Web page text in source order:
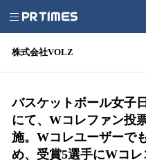
株式会社VOLZ
バスケットボール女子
にて、Wコレファン投
施。Wコレユーザーで
め、受賞5選手にWコレ